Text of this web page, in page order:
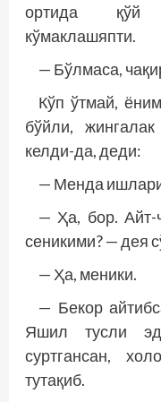
ортида қўй
кўмаклашяпти.
— Бўлмаса,
Кўп ўтмай,
бўйли,
келди-да, деди:
— Менда
— Ҳа, бор. Айт-
сеникими? — дея
— Ҳа, меники.
— Бекор
Яшил тусли
суртгансан,
тутақиб.